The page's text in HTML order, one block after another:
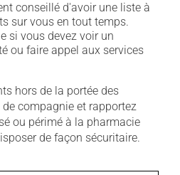
conseillé d'avoir une liste à
sur vous en tout temps.
si vous devez voir un
ou faire appel aux services
hors de la portée des
compagnie et rapportez
ou périmé à la pharmacie
de façon sécuritaire.